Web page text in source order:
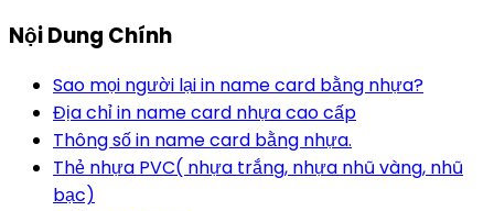
Nội Dung Chính
Sao mọi người lại in name card bằng nhựa?
Địa chỉ in name card nhựa cao cấp
Thông số in name card bằng nhựa.
Thẻ nhựa PVC( nhựa trắng, nhựa nhũ vàng, nhũ
bạc)